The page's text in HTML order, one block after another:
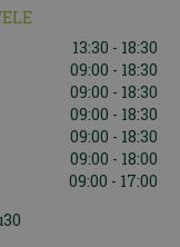
13:30 - 18:30
09:00 - 18:30
09:00 - 18:30
09:00 - 18:30
09:00 - 18:30
09:00 - 18:00
09:00 - 17:00